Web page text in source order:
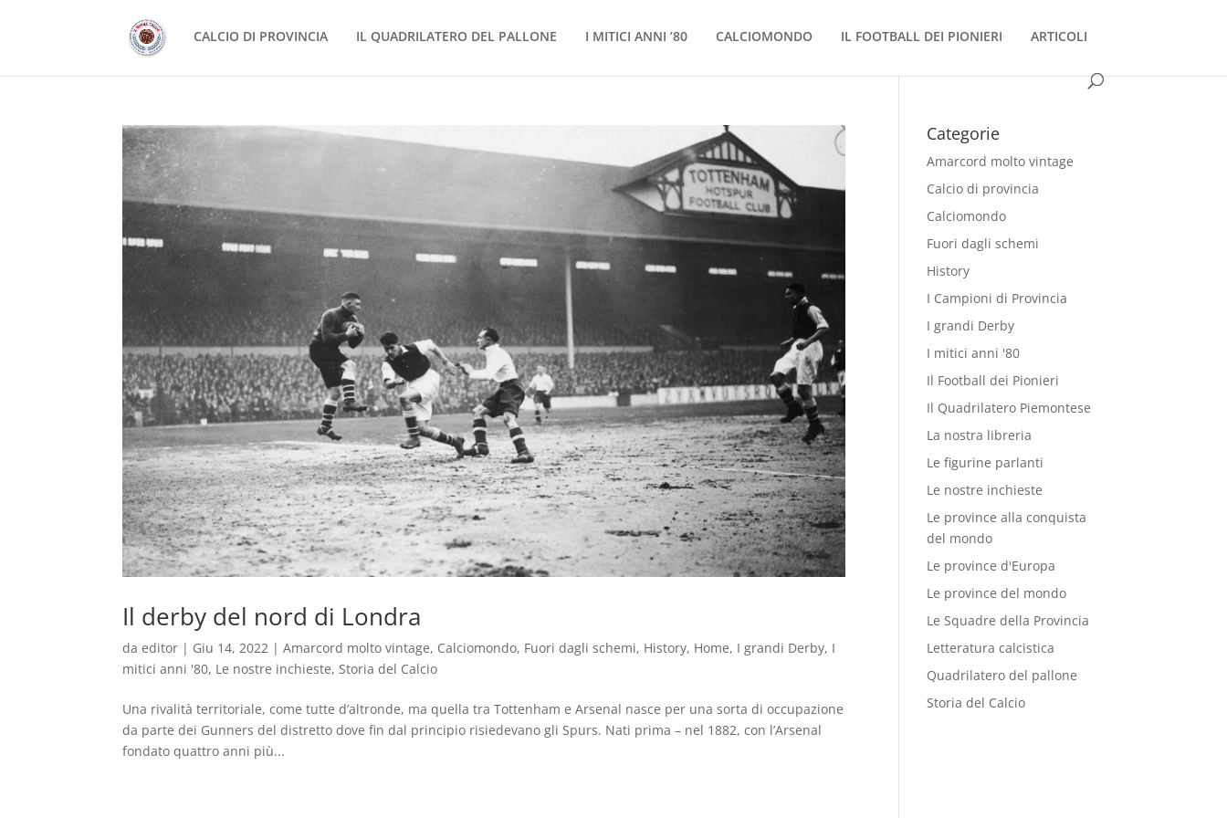
CALCIO DI PROVINCIA IL QUADRILATERO DEL PALLONE I MITICI ANNI ’80 CALCIOMONDO IL FOOTBALL DEI PIONIERI ARTICOLI
Il derby del nord di Londra
daeditor | Giu 14, 2022 |Amarcord molto vintage, Calciomondo, Fuori dagli schemi, History, Home, I grandi Derby, I
mitici anni '80, Le nostre inchieste, Storia del Calcio
Una rivalità territoriale, come tutte d’altronde, ma quella tra Tottenham e Arsenal nasce per una sorta di occupazione
da parte dei Gunners del distretto dove fin dal principio risiedevano gli Spurs. Nati prima – nel 1882, con l’Arsenal
fondato quattro anni più...
Categorie
Amarcord molto vintage
Calcio di provincia
Calciomondo
Fuori dagli schemi
History
I Campioni di Provincia
I grandi Derby
I mitici anni '80
Il Football dei Pionieri
Il Quadrilatero Piemontese
La nostra libreria
Le figurine parlanti
Le nostre inchieste
Le province alla conquista
del mondo
Le province d'Europa
Le province del mondo
Le Squadre della Provincia
Letteratura calcistica
Quadrilatero del pallone
Storia del Calcio